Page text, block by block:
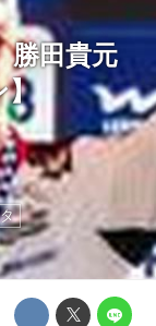
勝田貴元
】